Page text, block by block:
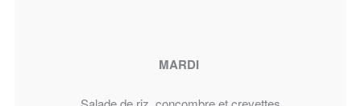
MARDI